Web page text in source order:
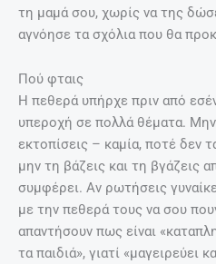
τη μαμά σου, χωρίς να της
αγνόησε τα σχόλια που θα
Πού φταις
Η πεθερά υπήρχε πριν από
υπεροχή σε πολλά θέματα.
εκτοπίσεις – καμία, ποτέ δεν
μην τη βάζεις και τη βγάζεις
συμφέρει. Αν ρωτήσεις
με την πεθερά τους να σου
απαντήσουν πως είναι
τα παιδιά», γιατί «μαγειρεύει